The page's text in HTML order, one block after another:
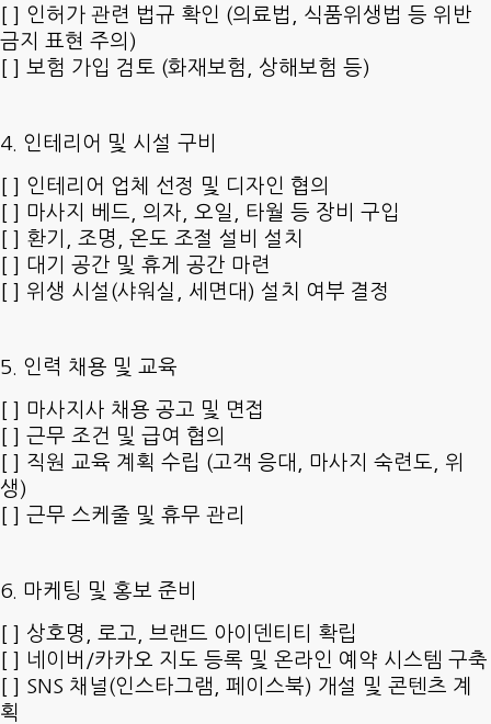
[ ] 인허가 관련 법규 확인 (의료법, 식품위생법 등 위반
금지 표현 주의)
[ ] 보험 가입 검토 (화재보험, 상해보험 등)
4. 인테리어 및 시설 구비
[ ] 인테리어 업체 선정 및 디자인 협의
[ ] 마사지 베드, 의자, 오일, 타월 등 장비 구입
[ ] 환기, 조명, 온도 조절 설비 설치
[ ] 대기 공간 및 휴게 공간 마련
[ ] 위생 시설(샤워실, 세면대) 설치 여부 결정
5. 인력 채용 및 교육
[ ] 마사지사 채용 공고 및 면접
[ ] 근무 조건 및 급여 협의
[ ] 직원 교육 계획 수립 (고객 응대, 마사지 숙련도, 위
생)
[ ] 근무 스케줄 및 휴무 관리
6. 마케팅 및 홍보 준비
[ ] 상호명, 로고, 브랜드 아이덴티티 확립
[ ] 네이버/카카오 지도 등록 및 온라인 예약 시스템 구축
[ ] SNS 채널(인스타그램, 페이스북) 개설 및 콘텐츠 계
획